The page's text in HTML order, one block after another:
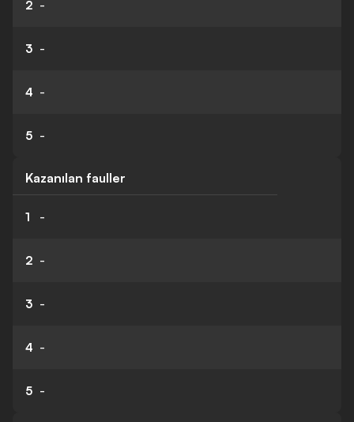
2 -
3 -
4 -
5 -
Kazanılan fauller
1 -
2 -
3 -
4 -
5 -